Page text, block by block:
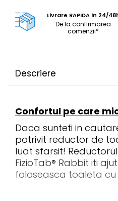
Livrare RAPIDA in 24/
De la confirmarea
comenzii*
Descriere
Confortul pe care
Daca sunteti in
potrivit reductor de
luat sfarsit!
FizioTab® Rabbit iti
foloseasca toaleta cu